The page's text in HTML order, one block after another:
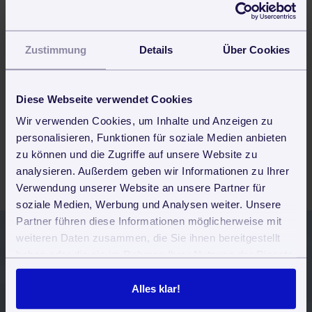
Zustimmung Details Über Cookies
Diese Webseite verwendet Cookies
Wir verwenden Cookies, um Inhalte und Anzeigen zu
personalisieren, Funktionen für soziale Medien anbieten
zu können und die Zugriffe auf unsere Website zu
analysieren. Außerdem geben wir Informationen zu Ihrer
Verwendung unserer Website an unsere Partner für
soziale Medien, Werbung und Analysen weiter. Unsere
Partner führen diese Informationen möglicherweise mit
weiteren Daten zusammen, die Sie ihnen bereitgestellt
gesammelt haben. Sie geben Einwilligung zu unseren
Cookies, wenn Sie unsere Webseite weiterhin nutzen.
Alles klar!
Mehr Infos dazu!
Büroreinigung
Was gehört zur Büroreinigung?
Mehr Infos dazu!
Jetzt 30 Tage kostenlos und
unverbindlich testen